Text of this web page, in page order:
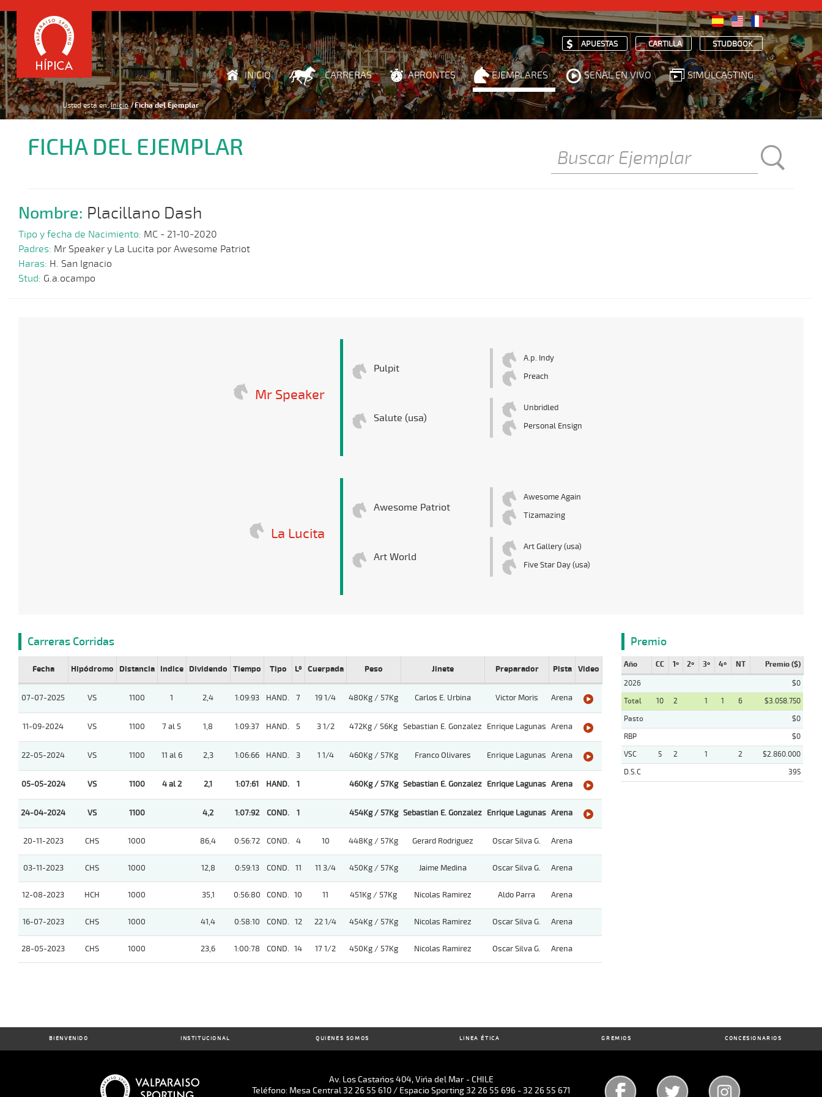
APUESTAS CARTILLA STUDBOOK
INICIO CARRERAS APRONTES EJEMPLARES SEÑAL EN VIVO SIMULCASTING
Usted está en: Inicio Ficha del Ejemplar
FICHA DEL EJEMPLAR
Nombre: Placillano Dash
Tipo y fecha de Nacimiento: MC - 21-10-2020
Padres: Mr Speaker y La Lucita por Awesome Patriot
Haras: H. San Ignacio
Stud: G.a.ocampo
Mr Speaker
Pulpit
A.p. Indy
Preach
Salute (usa)
Unbridled
Personal Ensign
La Lucita
Awesome Patriot
Awesome Again
Tizamazing
Art World
Art Gallery (usa)
Five Star Day (usa)
Carreras Corridas
Fecha Hipódromo Distancia Indice Dividendo Tiempo Tipo Lº Cuerpada Peso Jinete Preparador Pista Video
07-07-2025 VS 1100 1 2,4 1:09:93 HAND. 7 19 1/4 480Kg / 57Kg Carlos E. Urbina Victor Moris Arena
11-09-2024 VS 1100 7 al 5 1,8 1:09:37 HAND. 5 3 1/2 472Kg / 56Kg Sebastian E. Gonzalez Enrique Lagunas Arena
22-05-2024 VS 1100 11 al 6 2,3 1:06:66 HAND. 3 1 1/4 460Kg / 57Kg Franco Olivares Enrique Lagunas Arena
05-05-2024 VS 1100 4 al 2 2,1 1:07:61 HAND. 1 460Kg / 57Kg Sebastian E. Gonzalez Enrique Lagunas Arena
24-04-2024 VS 1100 4,2 1:07:92 COND. 1 454Kg / 57Kg Sebastian E. Gonzalez Enrique Lagunas Arena
20-11-2023 CHS 1000 86,4 0:56:72 COND. 4 10 448Kg / 57Kg Gerard Rodriguez Oscar Silva G. Arena
03-11-2023 CHS 1000 12,8 0:59:13 COND. 11 11 3/4 450Kg / 57Kg Jaime Medina Oscar Silva G. Arena
12-08-2023 HCH 1000 35,1 0:56:80 COND. 10 11 451Kg / 57Kg Nicolas Ramirez Aldo Parra Arena
16-07-2023 CHS 1000 41,4 0:58:10 COND. 12 22 1/4 454Kg / 57Kg Nicolas Ramirez Oscar Silva G. Arena
28-05-2023 CHS 1000 23,6 1:00:78 COND. 14 17 1/2 450Kg / 57Kg Nicolas Ramirez Oscar Silva G. Arena
Premio
Año CC 1º 2º 3º 4º NT Premio ($)
2026
$0
Total
10 2 1 1 6
$3.058.750
Pasto
$0
RBP
$0
VSC
5 2 1 2
$2.860.000
D.S.C
395
BIENVENIDO INSTITUCIONAL QUIENES SOMOS LINEA ÉTICA GREMIOS CONCESIONARIOS
Av. Los Castaños 404, Viña del Mar - CHILE
Teléfono: Mesa Central 32 26 55 610 / Espacio Sporting 32 26 55 696 - 32 26 55 671